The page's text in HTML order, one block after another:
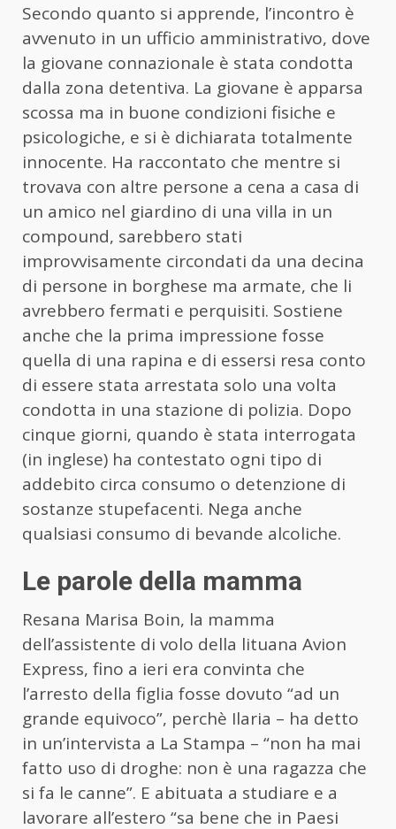
Secondo quanto si apprende, l’incontro è
avvenuto in un ufficio amministrativo, dove
la giovane connazionale è stata condotta
dalla zona detentiva. La giovane è apparsa
scossa ma in buone condizioni fisiche e
psicologiche, e si è dichiarata totalmente
innocente. Ha raccontato che mentre si
trovava con altre persone a cena a casa di
un amico nel giardino di una villa in un
compound, sarebbero stati
improvvisamente circondati da una decina
di persone in borghese ma armate, che li
avrebbero fermati e perquisiti. Sostiene
anche che la prima impressione fosse
quella di una rapina e di essersi resa conto
di essere stata arrestata solo una volta
condotta in una stazione di polizia. Dopo
cinque giorni, quando è stata interrogata
(in inglese) ha contestato ogni tipo di
addebito circa consumo o detenzione di
sostanze stupefacenti. Nega anche
qualsiasi consumo di bevande alcoliche.
Le parole della mamma
Resana Marisa Boin, la mamma
dell’assistente di volo della lituana Avion
Express, fino a ieri era convinta che
l’arresto della figlia fosse dovuto “ad un
grande equivoco”, perchè Ilaria – ha detto
in un’intervista a La Stampa – “non ha mai
fatto uso di droghe: non è una ragazza che
si fa le canne”. E abituata a studiare e a
lavorare all’estero “sa bene che in Paesi